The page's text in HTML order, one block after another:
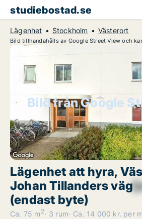
studiebostad.se
Lägenhet Stockholm Västerort
Bild tillhandahålls av Google Street View och
Bild från Google
Lägenhet att hyra,
Johan Tillanders väg
(endast byte)
Ca. 75 m 2 3 rum Ca. 14 000 kr. per